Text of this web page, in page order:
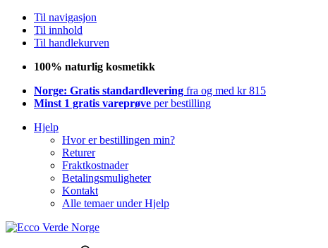
Til navigasjon
Til innhold
Til handlekurven
100% naturlig kosmetikk
Norge: Gratis standardlevering fra og med kr 815
Minst 1 gratis vareprøve per bestilling
Hjelp
Hvor er bestillingen min?
Returer
Fraktkostnader
Betalingsmuligheter
Kontakt
Alle temaer under Hjelp